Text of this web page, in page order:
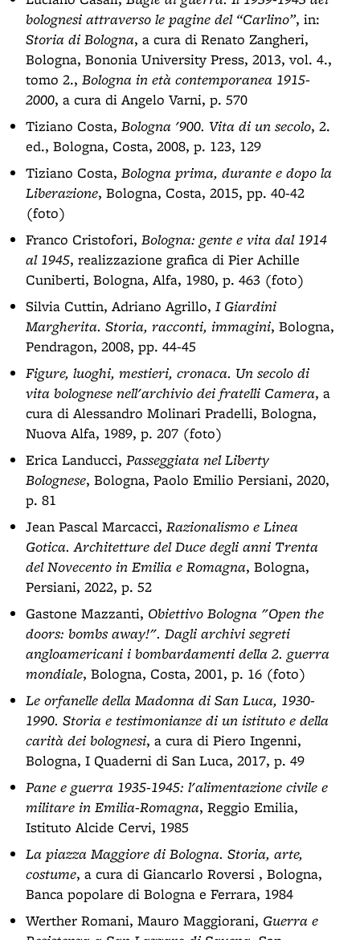
bolognesi attraverso le pagine del “Carlino”, in:
Storia di Bologna, a cura di Renato Zangheri,
Bologna, Bononia University Press, 2013, vol. 4.,
tomo 2., Bologna in età contemporanea 1915-
2000, a cura di Angelo Varni, p. 570
Tiziano Costa, Bologna '900. Vita di un secolo, 2.
ed., Bologna, Costa, 2008, p. 123, 129
Tiziano Costa, Bologna prima, durante e dopo la
Liberazione, Bologna, Costa, 2015, pp. 40-42
(foto)
Franco Cristofori, Bologna: gente e vita dal 1914
al 1945, realizzazione grafica di Pier Achille
Cuniberti, Bologna, Alfa, 1980, p. 463 (foto)
Silvia Cuttin, Adriano Agrillo, I Giardini
Margherita. Storia, racconti, immagini, Bologna,
Pendragon, 2008, pp. 44-45
Figure, luoghi, mestieri, cronaca. Un secolo di
vita bolognese nell'archivio dei fratelli Camera, a
cura di Alessandro Molinari Pradelli, Bologna,
Nuova Alfa, 1989, p. 207 (foto)
Erica Landucci, Passeggiata nel Liberty
Bolognese, Bologna, Paolo Emilio Persiani, 2020,
p. 81
Jean Pascal Marcacci, Razionalismo e Linea
Gotica. Architetture del Duce degli anni Trenta
del Novecento in Emilia e Romagna, Bologna,
Persiani, 2022, p. 52
Gastone Mazzanti, Obiettivo Bologna "Open the
doors: bombs away!". Dagli archivi segreti
angloamericani i bombardamenti della 2. guerra
mondiale, Bologna, Costa, 2001, p. 16 (foto)
Le orfanelle della Madonna di San Luca, 1930-
1990. Storia e testimonianze di un istituto e della
carità dei bolognesi, a cura di Piero Ingenni,
Bologna, I Quaderni di San Luca, 2017, p. 49
Pane e guerra 1935-1945: l'alimentazione civile e
militare in Emilia-Romagna, Reggio Emilia,
Istituto Alcide Cervi, 1985
La piazza Maggiore di Bologna. Storia, arte,
costume, a cura di Giancarlo Roversi , Bologna,
Banca popolare di Bologna e Ferrara, 1984
Werther Romani, Mauro Maggiorani, Guerra e